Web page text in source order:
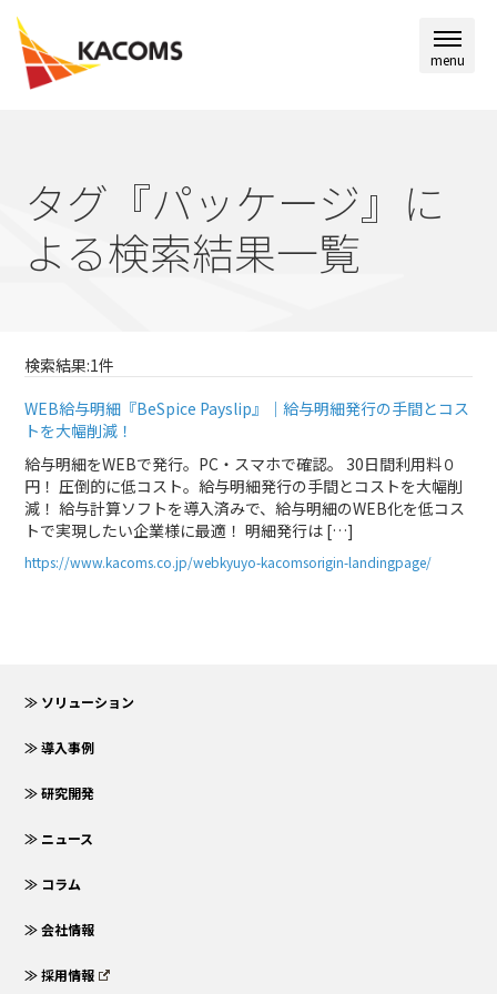
menu
タグ『パッケージ』に
よる検索結果一覧
検索結果:1件
WEB給与明細『BeSpice Payslip』｜給与明細発行の手間とコス
トを大幅削減！
給与明細をWEBで発行。PC・スマホで確認。 30日間利用料０
円！ 圧倒的に低コスト。給与明細発行の手間とコストを大幅削
減！ 給与計算ソフトを導入済みで、給与明細のWEB化を低コス
トで実現したい企業様に最適！ 明細発行は […]
https://www.kacoms.co.jp/webkyuyo-kacomsorigin-landingpage/
≫ ソリューション
≫ 導入事例
≫ 研究開発
≫ ニュース
≫ コラム
≫ 会社情報
≫ 採用情報